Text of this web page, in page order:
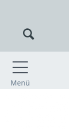
Menü